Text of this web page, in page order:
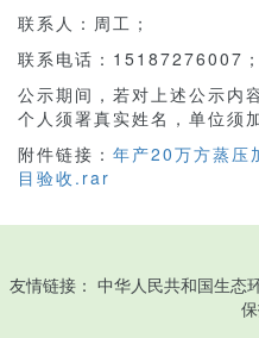
联系人：周工；
联系电话：15187276007；
公示期间，若对上述公示内
个人须署真实姓名，单位须
附件链接： 年产20万方蒸压
目验收.rar
友情链接： 中华人民共和国生态